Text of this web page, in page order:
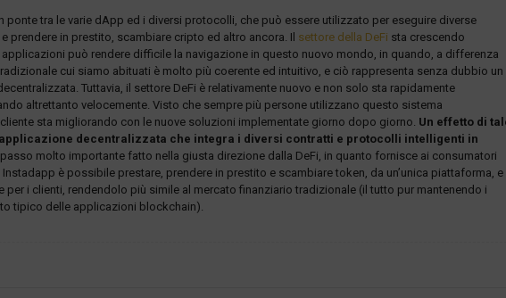
ponte tra le varie dApp ed i diversi protocolli, che può essere utilizzato per eseguire diverse
prendere in prestito, scambiare cripto ed altro ancora. Il settore della DeFi sta crescendo
può rendere difficile la navigazione in questo nuovo mondo, in quando, a differenza
cui siamo abituati è molto più coerente ed intuitivo, e ciò rappresenta senza dubbio un
Tuttavia, il settore DeFi è relativamente nuovo e non solo sta rapidamente
altrettanto velocemente. Visto che sempre più persone utilizzano questo sistema
sta migliorando con le nuove soluzioni implementate giorno dopo giorno. Un effetto di
decentralizzata che integra i diversi contratti e protocolli intelligenti in
molto importante fatto nella giusta direzione dalla DeFi, in quanto fornisce ai consumatori
è possibile prestare, prendere in prestito e scambiare token, da un’unica piattaforma, e
per i clienti, rendendolo più simile al mercato finanziario tradizionale (il tutto pur mantenendo i
tipico delle applicazioni blockchain).